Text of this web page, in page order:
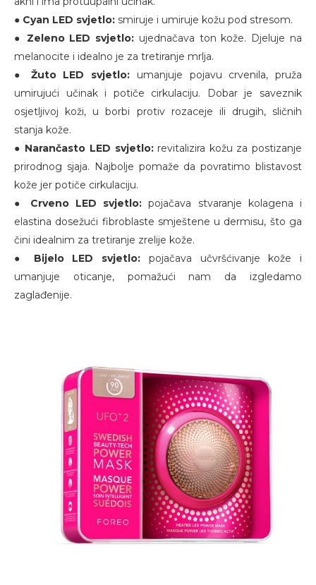
● Cyan LED svjetlo: smiruje i umiruje kožu pod stresom.
● Zeleno LED svjetlo: ujednačava ton kože. Djeluje na
melanocite i idealno je za tretiranje mrlja.
● Žuto LED svjetlo: umanjuje pojavu crvenila, pruža
umirujući učinak i potiče cirkulaciju. Dobar je saveznik
osjetljivoj koži, u borbi protiv rozaceje ili drugih, sličnih
stanja kože.
● Narančasto LED svjetlo:revitalizira kožu za postizanje
prirodnog sjaja. Najbolje pomaže da povratimo blistavost
kože jer potiče cirkulaciju.
● Crveno LED svjetlo: pojačava stvaranje kolagena i
elastina dosežući fibroblaste smještene u dermisu, što ga
čini idealnim za tretiranje zrelije kože.
● Bijelo LED svjetlo: pojačava učvršćivanje kože i
umanjuje oticanje, pomažući nam da izgledamo
zaglađenije.